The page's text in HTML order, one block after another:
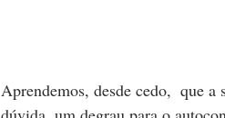
Aprendemos, desde cedo,  que